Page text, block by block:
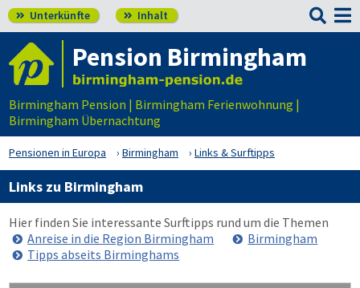
 Unterkünfte  Inhalt 
Pension Birmingham
Birmingham Pension | Birmingham Ferienwohnung |
Birmingham Übernachtung
Pensionen in Europa Birmingham Links & Surftipps
Links zu Birmingham
Hier finden Sie interessante Surftipps rund um die Themen
Anreise in die Region Birmingham
Birmingham
Tipps abseits Birminghams